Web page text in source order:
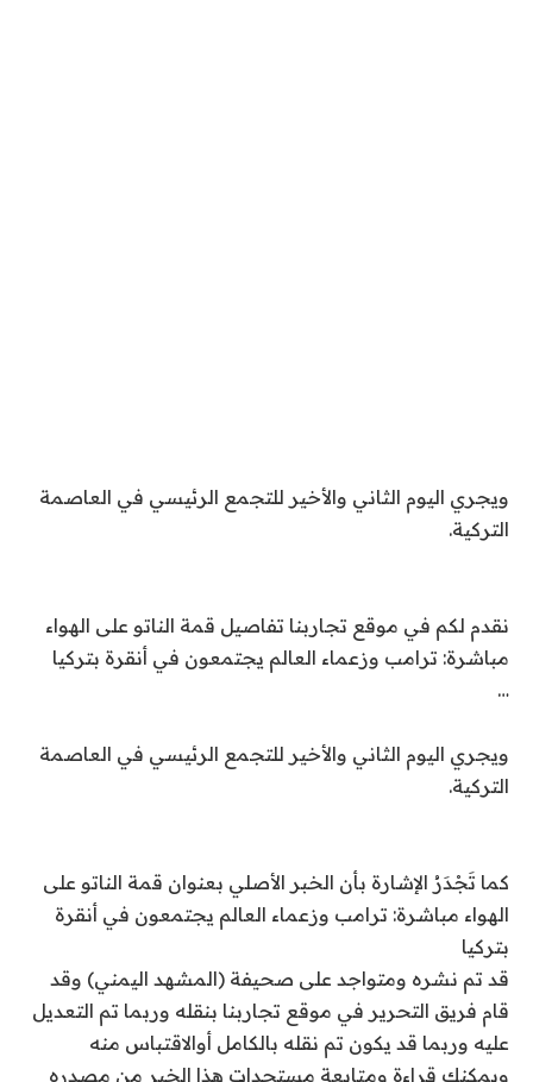
ويجري اليوم الثاني والأخير للتجمع الرئيسي في العاصمة
التركية.
نقدم لكم في موقع تجاربنا تفاصيل قمة الناتو على الهواء
مباشرة: ترامب وزعماء العالم يجتمعون في أنقرة بتركيا
…
ويجري اليوم الثاني والأخير للتجمع الرئيسي في العاصمة
التركية.
كما تَجْدَرُ الإشارة بأن الخبر الأصلي بعنوان قمة الناتو على
الهواء مباشرة: ترامب وزعماء العالم يجتمعون في أنقرة
بتركيا
قد تم نشره ومتواجد على صحيفة (المشهد اليمني) وقد
قام فريق التحرير في موقع تجاربنا بنقله وربما تم التعديل
عليه وربما قد يكون تم نقله بالكامل أوالاقتباس منه
ويمكنك قراءة ومتابعة مستجدات هذا الخبر من مصدره